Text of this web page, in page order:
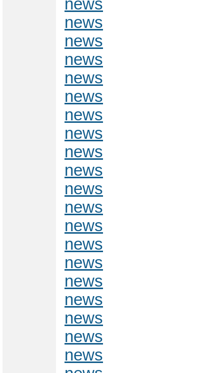
news
news
news
news
news
news
news
news
news
news
news
news
news
news
news
news
news
news
news
news